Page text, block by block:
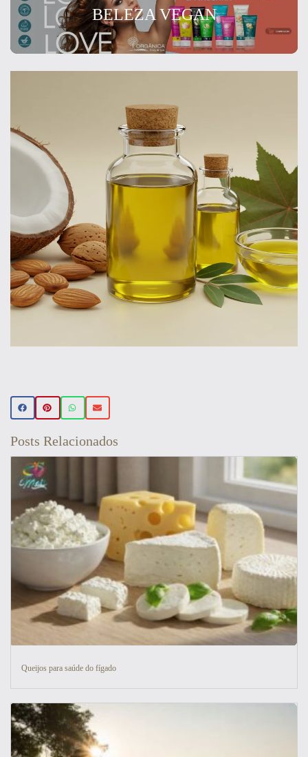
BELEZA VEGAN
🌿 Realce sua beleza de forma natural!
Conheça nossos produtos de beleza
veganos 💚 Use o cupom PRIMEIRA15 e
ganhe 15% OFF na sua primeira compra!
Aproveite! ✨
Veja aqui
Posts Relacionados
Queijos para saúde do fígado